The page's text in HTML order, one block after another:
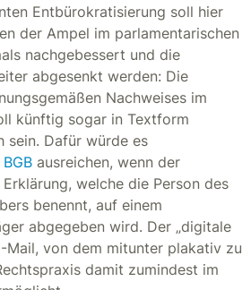
Entbürokratisierung soll hier
der Ampel im parlamentarischen
nachgebessert und die
abgesenkt werden: Die
Nachweises im
künftig sogar in Textform
sein. Dafür würde es
ausreichen, wenn der
welche die Person des
benennt, auf einem
abgegeben wird. Der „digitale
Mail, von dem mitunter plakativ zu
damit zumindest im